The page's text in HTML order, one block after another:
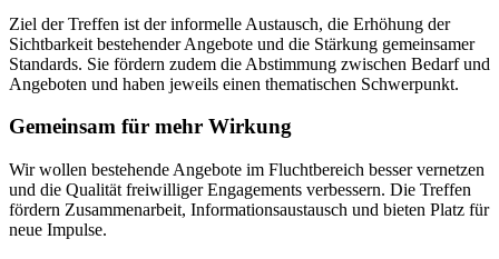
Ziel der Treffen ist der informelle Austausch, die Erhöhung der
Sichtbarkeit bestehender Angebote und die Stärkung gemeinsamer
Standards. Sie fördern zudem die Abstimmung zwischen Bedarf und
Angeboten und haben jeweils einen thematischen Schwerpunkt.
Gemeinsam für mehr Wirkung
Wir wollen bestehende Angebote im Fluchtbereich besser vernetzen
und die Qualität freiwilliger Engagements verbessern. Die Treffen
fördern Zusammenarbeit, Informationsaustausch und bieten Platz für
neue Impulse.